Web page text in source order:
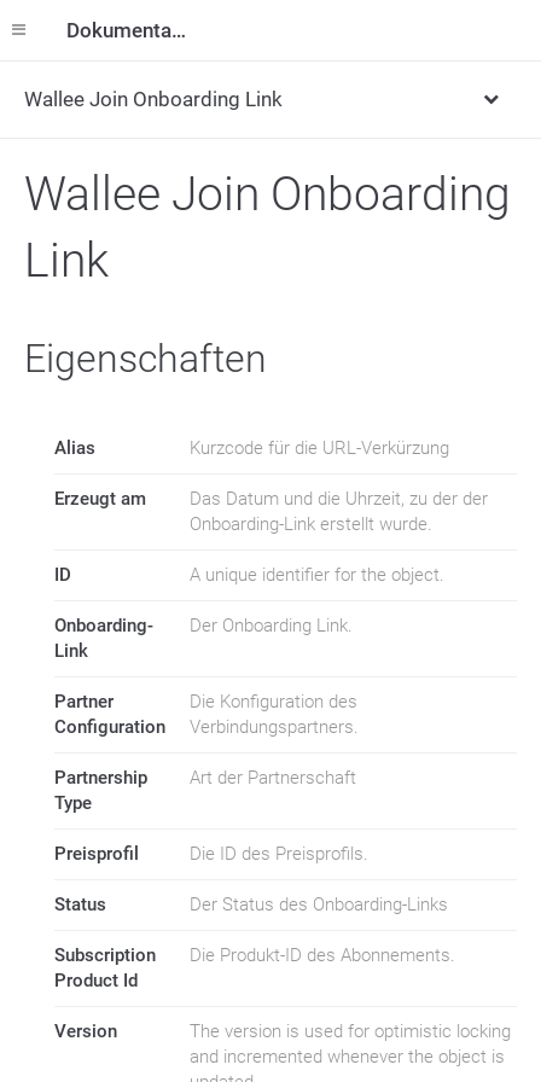
Dokumentation
Wallee Join Onboarding Link
Wallee Join Onboarding
Link
Eigenschaften
Alias Kurzcode für die URL-Verkürzung
Erzeugt am
Das Datum und die Uhrzeit, zu der der
Onboarding-Link erstellt wurde.
ID A unique identifier for the object.
Onboarding-
Link
Der Onboarding Link.
Partner
Configuration
Die Konfiguration des
Verbindungspartners.
Partnership
Type
Art der Partnerschaft
Preisprofil Die ID des Preisprofils.
Status Der Status des Onboarding-Links
Subscription
Product Id
Die Produkt-ID des Abonnements.
Version
The version is used for optimistic locking
and incremented whenever the object is